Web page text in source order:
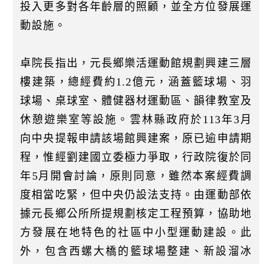
投入更多對各年齡層的照顧，並全方位發展運
動設施。
卓院長指出，元長鄉樂活運動館規劃興建三層
樓建築，總經費約1.2億元，涵蓋籃球場、羽
球場、桌球室、體健器材運動區、韻律教室及
休憩遊樂室等設施。雲林縣政府於113年3月
向中央提報申請該場館興建案，原已逾申請期
程，惟經劉建國立委極力爭取，行政院復於同
年5月開會討論，原則同意，雖然本案經費調
度相當吃緊，但中央仍設法支持。由運動部依
據元長鄉公所所提規劃核定工程預算，協助地
方發展在地特色的社區中小型運動建設。此
外，包含西螺大橋的籃球場整建、新設溜冰